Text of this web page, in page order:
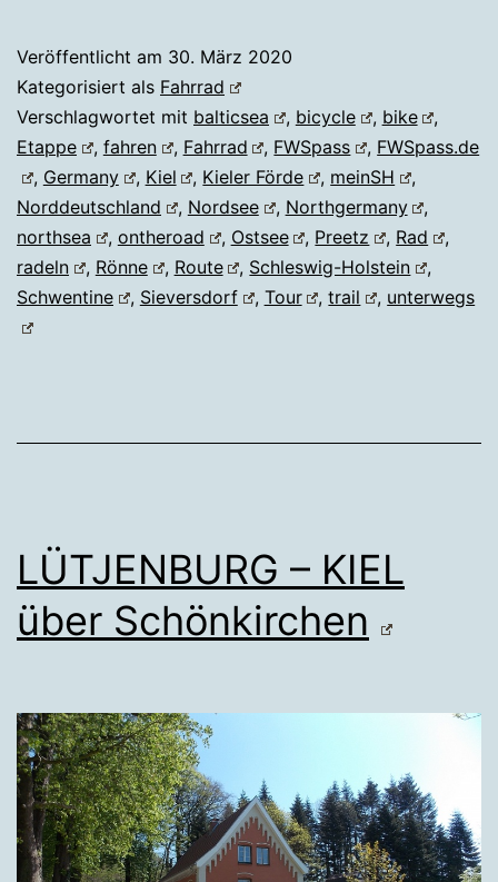
Veröffentlicht am 30. März 2020
Kategorisiert als Fahrrad
Verschlagwortet mit balticsea , bicycle , bike
,
Etappe
, fahren , Fahrrad , FWSpass , FWSpass.de
, Germany , Kiel , Kieler Förde , meinSH
,
Norddeutschland
, Nordsee , Northgermany
,
northsea
, ontheroad , Ostsee , Preetz , Rad
,
radeln
, Rönne , Route , Schleswig-Holstein
,
Schwentine
, Sieversdorf , Tour ,trail , unterwegs
LÜTJENBURG – KIEL
über Schönkirchen